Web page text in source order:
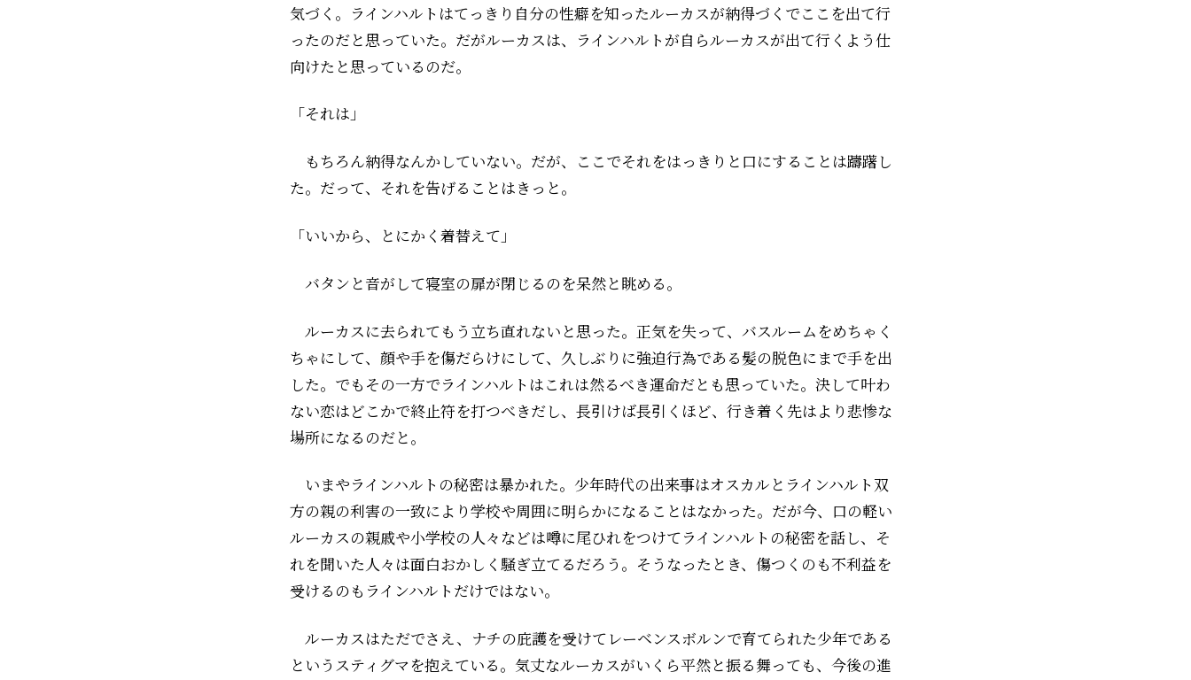
気づく。ラインハルトはてっきり自分の性癖を知ったルーカスが納得づくでここを出て行
ったのだと思っていた。だがルーカスは、ラインハルトが自らルーカスが出て行くよう仕
向けたと思っているのだ。
「それは――」
もちろん納得なんかしていない。だが、ここでそれをはっきりと口にすることは躊躇し
た。だって、それを告げることはきっと。
「いいから、とにかく着替えて」
バタンと音がして寝室の扉が閉じるのを呆然と眺める。
ルーカスに去られてもう立ち直れないと思った。正気を失って、バスルームをめちゃく
ちゃにして、顔や手を傷だらけにして、久しぶりに強迫行為である髪の脱色にまで手を出
した。でもその一方でラインハルトはこれは然るべき運命だとも思っていた。決して叶わ
ない恋はどこかで終止符を打つべきだし、長引けば長引くほど、行き着く先はより悲惨な
場所になるのだと。
いまやラインハルトの秘密は暴かれた。少年時代の出来事はオスカルとラインハルト双
方の親の利害の一致により学校や周囲に明らかになることはなかった。だが今、口の軽い
ルーカスの親戚や小学校の人々などは噂に尾ひれをつけてラインハルトの秘密を話し、そ
れを聞いた人々は面白おかしく騒ぎ立てるだろう。そうなったとき、傷つくのも不利益を
受けるのもラインハルトだけではない。
ルーカスはただでさえ、ナチの庇護を受けてレーベンスボルンで育てられた少年である
というスティグマを抱えている。気丈なルーカスがいくら平然と振る舞っても、今後の進